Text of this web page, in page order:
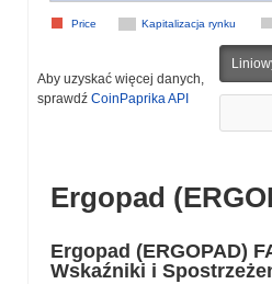
Kapitalizacja rynku
Price
Aby uzyskać więcej danych,
sprawdź CoinPaprika API
Ergopad
Ergopad (ERGOPAD)
Wskaźniki i